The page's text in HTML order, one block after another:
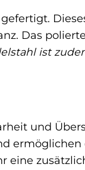
Das
ist
und
ermöglichen
eine